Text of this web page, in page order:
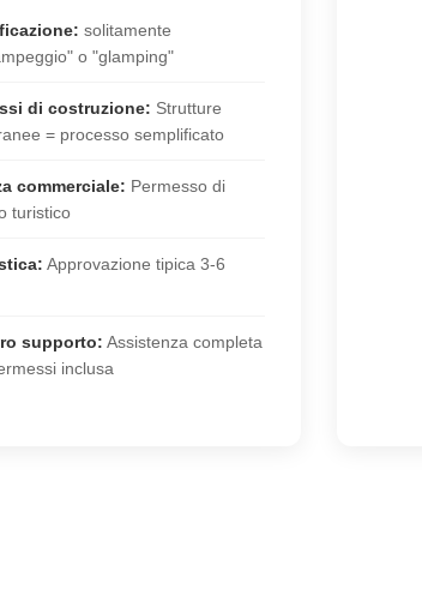
solitamente
o "glamping"
di costruzione: Strutture
= processo semplificato
commerciale: Permesso di
turistico
Approvazione tipica 3-6
supporto: Assistenza completa
inclusa